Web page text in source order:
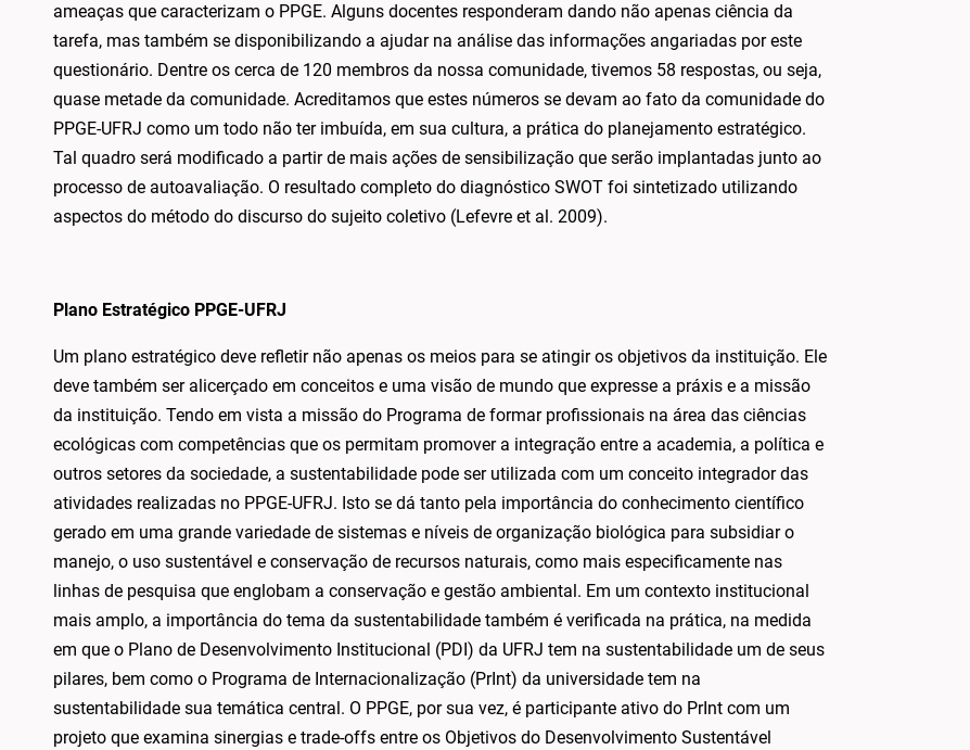
ameaças que caracterizam o PPGE. Alguns docentes responderam dando não apenas ciência da
tarefa, mas também se disponibilizando a ajudar na análise das informações angariadas por este
questionário. Dentre os cerca de 120 membros da nossa comunidade, tivemos 58 respostas, ou seja,
quase metade da comunidade. Acreditamos que estes números se devam ao fato da comunidade do
PPGE-UFRJ como um todo não ter imbuída, em sua cultura, a prática do planejamento estratégico.
Tal quadro será modificado a partir de mais ações de sensibilização que serão implantadas junto ao
processo de autoavaliação. O resultado completo do diagnóstico SWOT foi sintetizado utilizando
aspectos do método do discurso do sujeito coletivo (Lefevre et al. 2009).
Plano Estratégico PPGE-UFRJ
Um plano estratégico deve refletir não apenas os meios para se atingir os objetivos da instituição. Ele
deve também ser alicerçado em conceitos e uma visão de mundo que expresse a práxis e a missão
da instituição. Tendo em vista a missão do Programa de formar profissionais na área das ciências
ecológicas com competências que os permitam promover a integração entre a academia, a política e
outros setores da sociedade, a sustentabilidade pode ser utilizada com um conceito integrador das
atividades realizadas no PPGE-UFRJ. Isto se dá tanto pela importância do conhecimento científico
gerado em uma grande variedade de sistemas e níveis de organização biológica para subsidiar o
manejo, o uso sustentável e conservação de recursos naturais, como mais especificamente nas
linhas de pesquisa que englobam a conservação e gestão ambiental. Em um contexto institucional
mais amplo, a importância do tema da sustentabilidade também é verificada na prática, na medida
em que o Plano de Desenvolvimento Institucional (PDI) da UFRJ tem na sustentabilidade um de seus
pilares, bem como o Programa de Internacionalização (PrInt) da universidade tem na
sustentabilidade sua temática central. O PPGE, por sua vez, é participante ativo do PrInt com um
projeto que examina sinergias e trade-offs entre os Objetivos do Desenvolvimento Sustentável